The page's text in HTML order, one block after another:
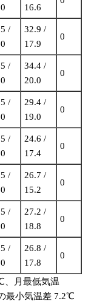
16.6
/
32.9 /
17.9
0
/
34.4 /
20.0
0
/
29.4 /
19.0
0
/
24.6 /
17.4
0
/
26.7 /
15.2
0
/
27.2 /
18.8
0
/
26.8 /
17.8
0
、月最低気温
最小気温差 7.2℃